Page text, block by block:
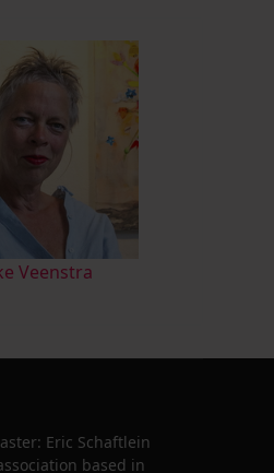
Veenstra
Eric Schaftlein
based in